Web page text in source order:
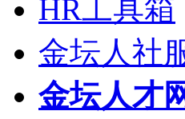
HR工具箱
金坛人社
金坛人才